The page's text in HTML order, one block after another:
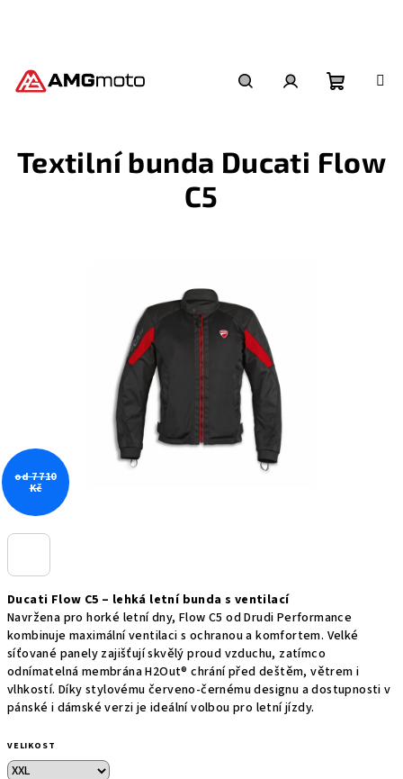
košík
Ducati Flow C5 – lehká letní bunda s ventilací
Navržena pro horké letní dny, Flow C5 od Drudi Performance
kombinuje maximální ventilaci s ochranou a komfortem. Velké
síťované panely zajišťují skvělý proud vzduchu, zatímco
odnímatelná membrána H2Out® chrání před deštěm, větrem i
vlhkostí. Díky stylovému červeno-černému designu a dostupnosti v
pánské i dámské verzi je ideální volbou pro letní jízdy.
VELIKOST
Textilní bunda Ducati Flow
C5
od 7 710
Kč